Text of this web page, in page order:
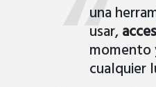
una
usar,
momento
cualquier